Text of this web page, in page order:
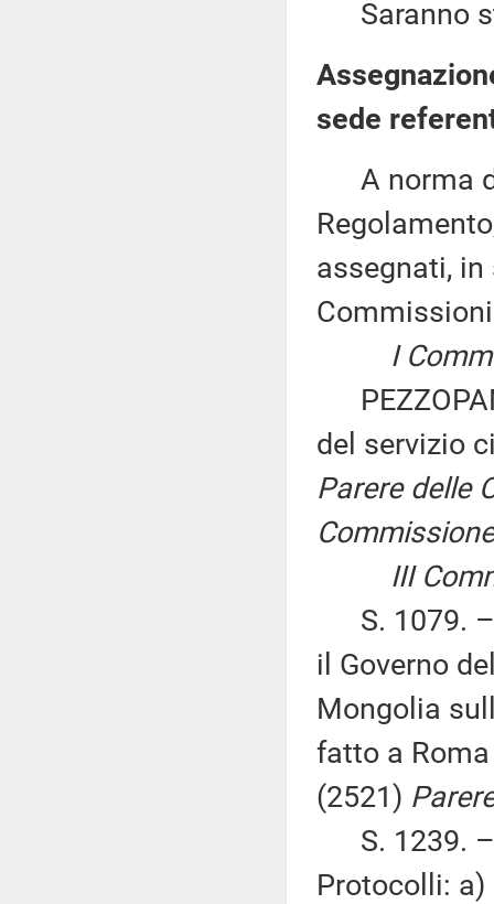
Saranno
sede
A norma
assegnati,
I
del servizio
Parere delle
III
S. 1079. –
il Governo
Mongolia
fatto a
(2521)
S. 1239. –
Protocolli: